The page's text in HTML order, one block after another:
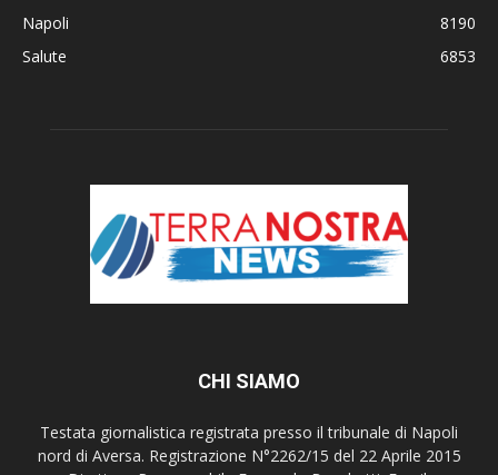
Napoli
8190
Salute
6853
CHI SIAMO
Testata giornalistica registrata presso il tribunale di Napoli
nord di Aversa. Registrazione N°2262/15 del 22 Aprile 2015